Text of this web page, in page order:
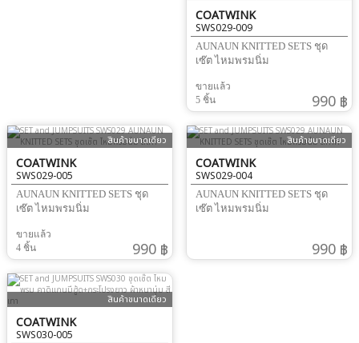
COATWINK
SWS029-009
AUNAUN KNITTED SETS ชุด
เซ๊ต ไหมพรมนิ่ม
ขายแล้ว
5 ชิ้น
990 ฿
สินค้าขนาดเดียว
COATWINK
SWS029-005
AUNAUN KNITTED SETS ชุด
เซ๊ต ไหมพรมนิ่ม
ขายแล้ว
4 ชิ้น
990 ฿
สินค้าขนาดเดียว
COATWINK
SWS029-004
AUNAUN KNITTED SETS ชุด
เซ๊ต ไหมพรมนิ่ม
990 ฿
สินค้าขนาดเดียว
COATWINK
SWS030-005